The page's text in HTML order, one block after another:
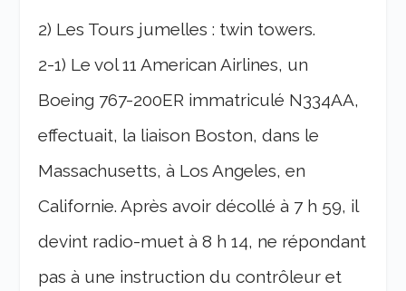
2) Les Tours jumelles : twin towers.
2-1) Le vol 11 American Airlines, un
Boeing 767-200ER immatriculé N334AA,
effectuait, la liaison Boston, dans le
Massachusetts, à Los Angeles, en
Californie. Après avoir décollé à 7 h 59, il
devint radio-muet à 8 h 14, ne répondant
pas à une instruction du contrôleur et